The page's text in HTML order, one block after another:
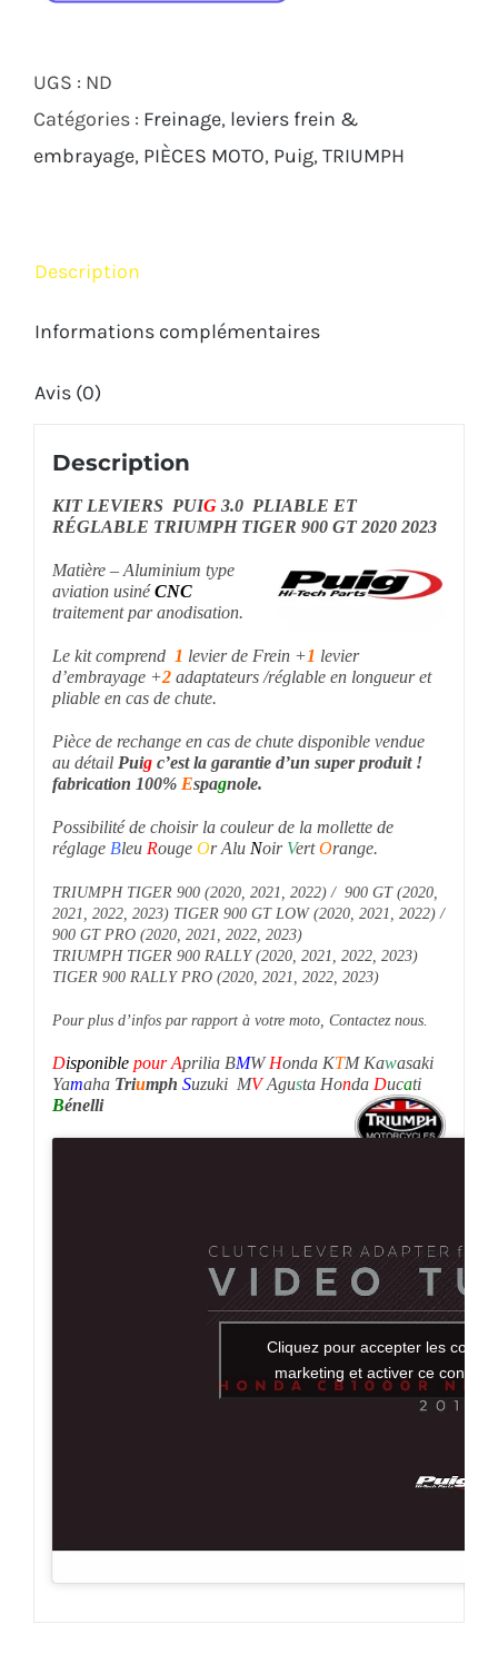
DE
FREIN
900
GT
2023
UGS : ND
Catégories : Freinage leviers frein &
embrayage PIÈCES MOTO Puig TRIUMPH
Description
Informations complémentaires
Avis (0)
Description
KIT LEVIERS PUIG 3.0 PLIABLE ET
RÉGLABLE TRIUMPH TIGER 900 GT 2020 2023
Matière – Aluminium type
aviation usinéCNC
traitement par anodisation.
Le kit comprend 1 levier de Frein +1 levier
d’embrayage +2adaptateurs /réglable en longueur et
pliable en cas de chute.
Pièce de rechange en cas de chute disponible vendue
au détail Puigc’est la garantie d’un super produit !
fabrication 100% Espagnole.
Possibilité de choisir la couleur de la mollette de
réglage Bleu Rouge Or Alu Noir VertOrange.
TRIUMPH TIGER 900 (2020, 2021, 2022) / 900 GT (2020,
2021, 2022, 2023) TIGER 900 GT LOW (2020, 2021, 2022) /
900 GT PRO (2020, 2021, 2022, 2023)
TRIUMPH TIGER 900 RALLY (2020, 2021, 2022, 2023)
TIGER 900 RALLY PRO (2020, 2021, 2022, 2023)
Pour plus d’infos par rapport à votre moto, Contactez nous.
Disponiblepour Aprilia BMWHonda KTM Kawasaki
Yamaha Triumph Suzuki MVAgusta Honda Ducati
Bénelli
Cliquez pour accepter les
marketing et activer ce contenu